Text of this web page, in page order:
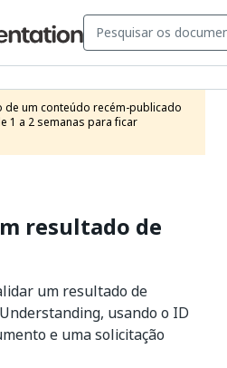
de um conteúdo recém-publicado
1 a 2 semanas para ficar
resultado de
um resultado de
usando o ID
e uma solicitação